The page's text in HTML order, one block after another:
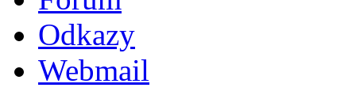
Odkazy
Webmail